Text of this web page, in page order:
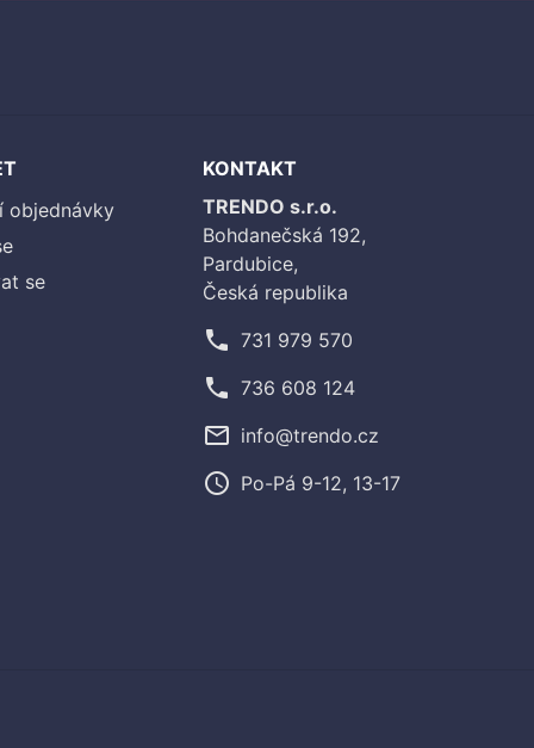
objednávky
se
KONTAKT
TRENDO s.r.o.
Bohdanečská 192,
Pardubice,
Česká republika
phone 731 979 570
phone 736 608 124
mail_outline info@trendo.cz
access_time Po-Pá 9-12, 13-17